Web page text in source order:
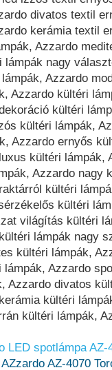
LED spotlámpa AZ-
AZzardo AZ-4070